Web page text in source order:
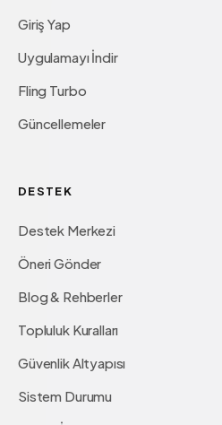
Giriş Yap
Uygulamayı İndir
Fling Turbo
Güncellemeler
DESTEK
Destek Merkezi
Öneri Gönder
Blog & Rehberler
Topluluk Kuralları
Güvenlik Altyapısı
Sistem Durumu